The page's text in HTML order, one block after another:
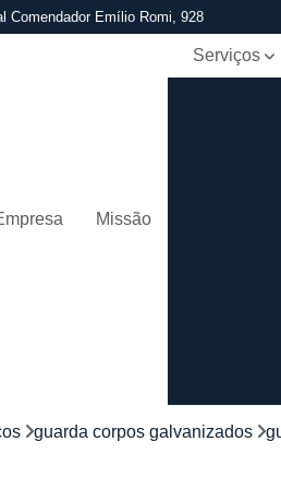
Comendador Emílio Romi, 928
Missão
Serviços
guarda corpos galvanizados